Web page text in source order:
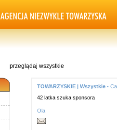
przeglądaj wszystkie
TOWARZYSKIE | Wszystkie -
42 latka szuka sponsora
Ola